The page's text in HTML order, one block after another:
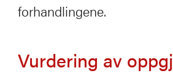
forhandlingene.
Vurdering av